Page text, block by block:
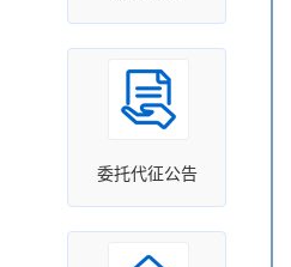
委托代征公告